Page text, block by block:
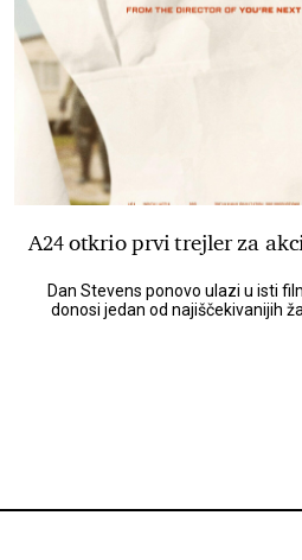
A24 otkrio prvi trejler za
Dan Stevens ponovo ulazi u isti
donosi jedan od najiščekivanijih